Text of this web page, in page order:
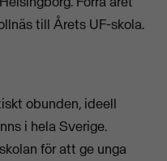
till Årets UF-skola.
obunden, ideell
i hela Sverige.
för att ge unga